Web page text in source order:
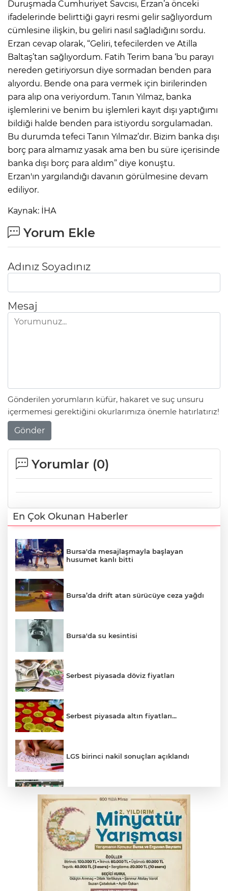
Duruşmada Cumhuriyet Savcısı, Erzan’a önceki
ifadelerinde belirttiği gayri resmi gelir sağlıyordum
cümlesine ilişkin, bu geliri nasıl sağladığını sordu.
Erzan cevap olarak, “Geliri, tefecilerden ve Atilla
Baltaş’tan sağlıyordum. Fatih Terim bana ‘bu parayı
nereden getiriyorsun diye sormadan benden para
alıyordu. Bende ona para vermek için birilerinden
para alıp ona veriyordum. Tanın Yılmaz, banka
işlemlerini ve benim bu işlemleri kayıt dışı yaptığımı
bildiği halde benden para istiyordu sorgulamadan.
Bu durumda tefeci Tanın Yılmaz’dır. Bizim banka dışı
borç para almamız yasak ama ben bu süre içerisinde
banka dışı borç para aldım” diye konuştu.
Erzan'ın yargılandığı davanın görülmesine devam
ediliyor.
Kaynak: İHA
Yorum Ekle
Adınız Soyadınız
Mesaj
Gönderilen yorumların küfür, hakaret ve suç unsuru
içermemesi gerektiğini okurlarımıza önemle hatırlatırız!
Gönder
Yorumlar (0)
En Çok Okunan Haberler
Bursa'da mesajlaşmayla başlayan
husumet kanlı bitti
Bursa’da drift atan sürücüye ceza yağdı
Bursa'da su kesintisi
Serbest piyasada döviz fiyatları
Serbest piyasada altın fiyatları...
LGS birinci nakil sonuçları açıklandı
Bursaspor 1. Lig'e fırtına gibi döndü
Feci kaza yaşlı çifti hayattan kopardı
Gençlerbirliği, Fenerbahçe maçı
hazırlıklarına başladı